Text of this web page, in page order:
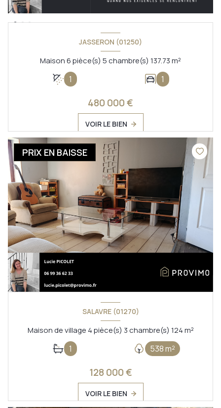
JASSERON (01250)
Maison 6 pièce(s) 5 chambre(s) 137.73 m²
1 1
480 000 €
VOIR LE BIEN
PRIX EN BAISSE
SALAVRE (01270)
Maison de village 4 pièce(s) 3 chambre(s) 124 m²
1 538 m²
128 000 €
VOIR LE BIEN